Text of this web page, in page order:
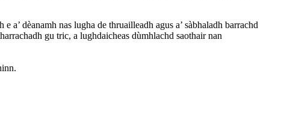
dèanamh nas lugha de thruailleadh agus a’ sàbhaladh barrachd
gu tric, a lughdaicheas dùmhlachd saothair nan